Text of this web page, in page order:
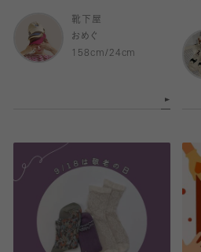
靴下屋
おめぐ
158cm/24cm